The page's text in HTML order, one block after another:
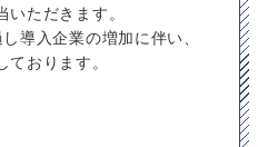
ただきます。
導入企業の増加に伴い、
おります。